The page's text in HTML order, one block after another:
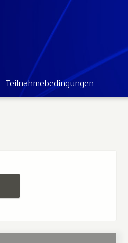
Teilnahmebedingungen